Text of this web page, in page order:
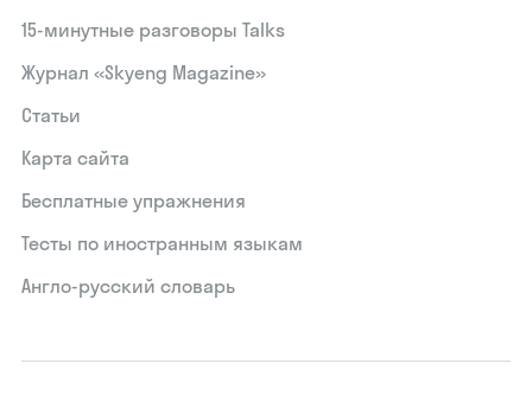
15‑минутные разговоры Talks
Журнал «Skyeng Magazine»
Статьи
Карта сайта
Бесплатные упражнения
Тесты по иностранным языкам
Англо-русский словарь